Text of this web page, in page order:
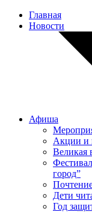
Главная
Новости
Афиша
Акции и
Великая
город”
Дети
Год